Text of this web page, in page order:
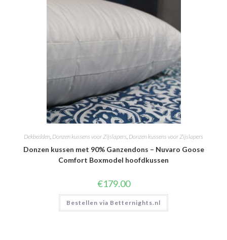
Dekbedden Donzen kussens voor Zijslapers Donzen kussens voor Zijslapers
Donzen kussen met 90% Ganzendons – Nuvaro Goose
Comfort Boxmodel hoofdkussen
€179.00
Bestellen via Betternights.nl